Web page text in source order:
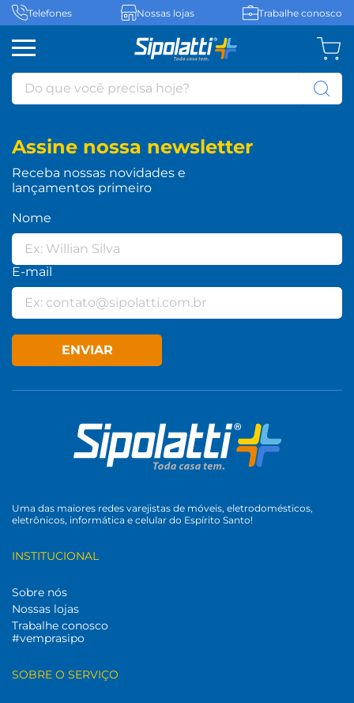
Telefones Nossas lojas Trabalhe conosco
Do que você precisa hoje?
Assine nossa newsletter
Receba nossas novidades e
lançamentos primeiro
Nome
E-mail
ENVIAR
Uma das maiores redes varejistas de móveis, eletrodomésticos,
eletrônicos, informática e celular do Espírito Santo!
INSTITUCIONAL
Sobre nós
Nossas lojas
Trabalhe conosco
#vemprasipo
SOBRE O SERVIÇO